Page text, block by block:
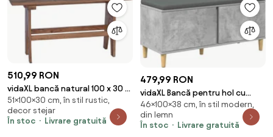
510,99 RON
vidaXL bancă natural 100 x 30 x
51 cm Lemn masiv recuperat
51×100×30 cm, în stil rustic,
decor stejar
În stoc
Livrare gratuită
479,99 RON
vidaXL Bancă pentru hol cu
pernă cu ușă Gri Beton 100 x 38
x 46 cm
46×100×38 cm, în stil modern,
din lemn
În stoc
Livrare gratuită